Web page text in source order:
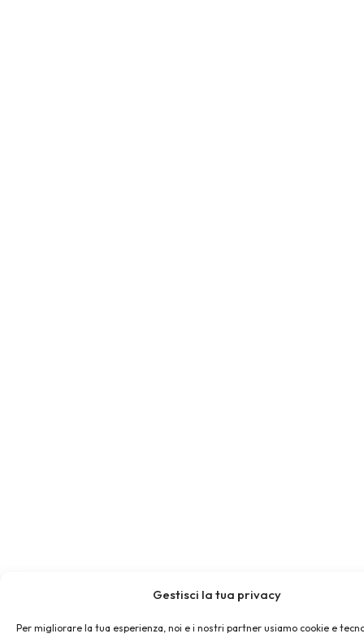
Gestisci la tua privacy
Per migliorare la tua esperienza, noi e i nostri partner usiamo cookie e